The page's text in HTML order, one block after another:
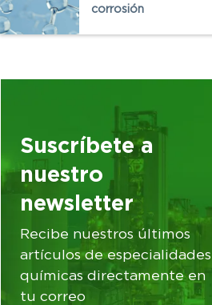
corrosión
Suscríbete a
nuestro
newsletter
Recibe nuestros últimos
artículos de especialidades
químicas directamente en
tu correo